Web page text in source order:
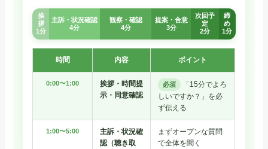
挨
拶
1分
主訴・状況確認
4分
観察・確認
4分
提案・合意
3分
次回予
定
2分
締
め
1分
時間 内容 ポイント
0:00〜1:00
挨拶・時間提
示・同意確認
必須
「15分でよろ
しいですか？」を必
ず伝える
1:00〜5:00
主訴・状況確
認（聴き取
まずオープンな質問
で全体を聞く